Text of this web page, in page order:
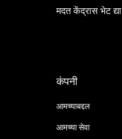
मदत केंद्रास भेट द्या
कंपनी
आमच्याबद्दल
आमच्या सेवा